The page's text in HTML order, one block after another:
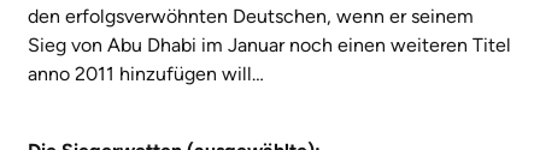
den erfolgsverwöhnten Deutschen, wenn er seinem
Sieg von Abu Dhabi im Januar noch einen weiteren Titel
anno 2011 hinzufügen will…